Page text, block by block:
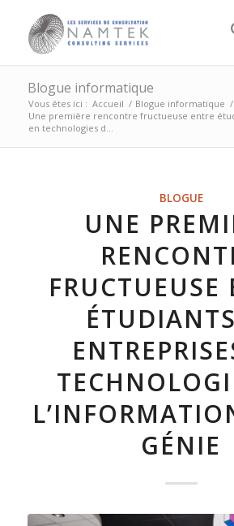
Blogue informatique
Vous êtes ici : Accueil / Blogue informatique /
Une première rencontre fructueuse entre
en technologies d...
BLOGUE
UNE
FRUCTUEUSE
GÉNIE